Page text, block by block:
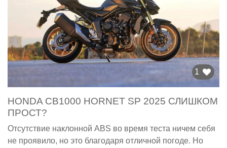
1
HONDA CB1000 HORNET SP 2025 СЛИШКОМ
ПРОСТ?
Отсутствие наклонной ABS во время теста ничем себя
не проявило, но это благодаря отличной погоде. Но